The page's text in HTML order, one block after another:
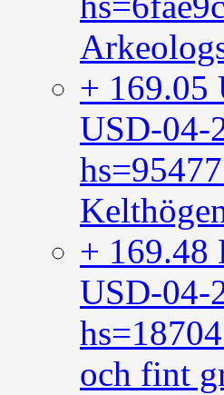
+ 169.05
USD-04-
+ 169.48
USD-04-
och fint